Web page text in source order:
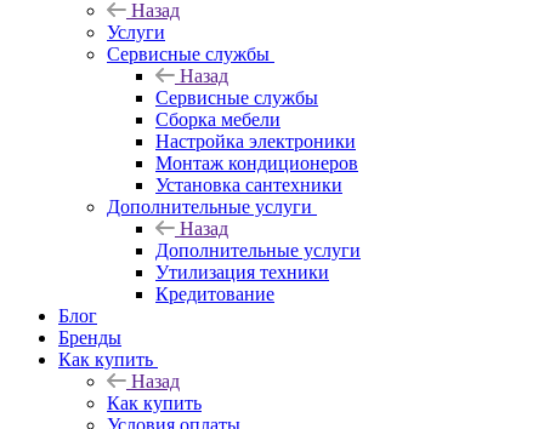
Назад
Услуги
Сервисные службы
Назад
Сервисные службы
Сборка мебели
Настройка электроники
Монтаж кондиционеров
Установка сантехники
Дополнительные услуги
Назад
Дополнительные услуги
Утилизация техники
Кредитование
Блог
Бренды
Как купить
Назад
Как купить
Условия оплаты